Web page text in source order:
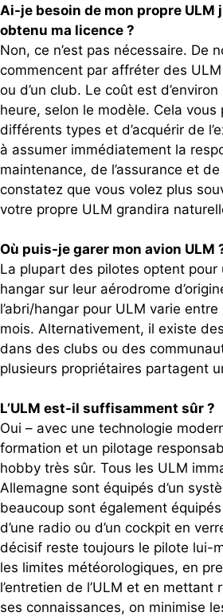
Ai-je besoin de mon propre ULM
obtenu ma licence ?
Non, ce n’est pas nécessaire. De
commencent par affréter des
ou d’un club. Le coût est
heure, selon le modèle. Cela vous
différents types et d’acquérir de
à assumer immédiatement la
maintenance, de l’assurance et de
constatez que vous volez plus
votre propre ULM grandira
Où puis-je garer mon avion ULM
La plupart des pilotes optent pour
hangar sur leur aérodrome
l’abri/hangar pour ULM varie
mois. Alternativement, il existe
dans des clubs ou des
plusieurs propriétaires partagent
L’ULM est-il suffisamment sûr ?
Oui – avec une technologie
formation et un pilotage
hobby très sûr. Tous les ULM
Allemagne sont équipés d’un
beaucoup sont également équipés
d’une radio ou d’un cockpit en
décisif reste toujours le pilote lui-
les limites météorologiques, en
l’entretien de l’ULM et en mettant
ses connaissances, on minimise